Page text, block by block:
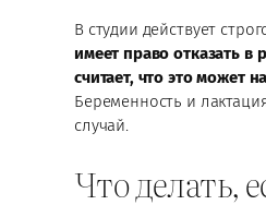
В студии действует
имеет право отказать в
считает, что это может
Беременность и
случай.
Что делать,